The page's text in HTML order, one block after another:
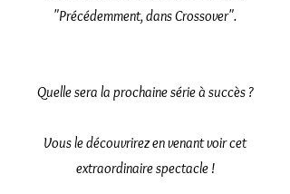
"Précédemment, dans Crossover".
Quelle sera la prochaine série à succès ?
Vous le découvrirez en venant voir cet
extraordinaire spectacle !